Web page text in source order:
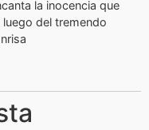
la inocencia que
del tremendo